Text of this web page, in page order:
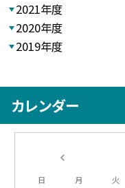
2021年度
2020年度
2019年度
カレンダー
日 月 火